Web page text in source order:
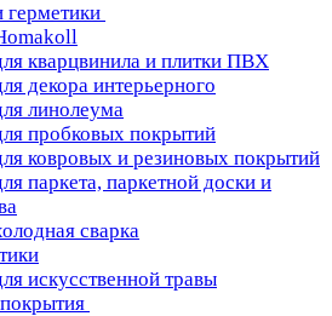
герметики
кварцвинила и плитки ПВХ
декора интерьерного
линолеума
пробковых покрытий
ковровых и резиновых покрытий
паркета, паркетной доски и
сварка
искусственной травы